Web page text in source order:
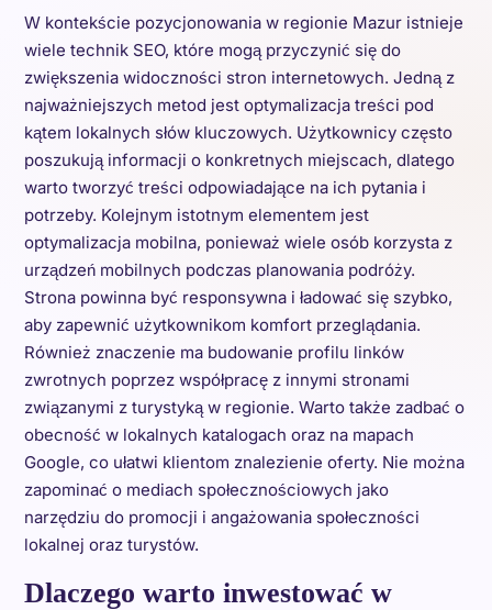
W kontekście pozycjonowania w regionie Mazur istnieje
wiele technik SEO, które mogą przyczynić się do
zwiększenia widoczności stron internetowych. Jedną z
najważniejszych metod jest optymalizacja treści pod
kątem lokalnych słów kluczowych. Użytkownicy często
poszukują informacji o konkretnych miejscach, dlatego
warto tworzyć treści odpowiadające na ich pytania i
potrzeby. Kolejnym istotnym elementem jest
optymalizacja mobilna, ponieważ wiele osób korzysta z
urządzeń mobilnych podczas planowania podróży.
Strona powinna być responsywna i ładować się szybko,
aby zapewnić użytkownikom komfort przeglądania.
Również znaczenie ma budowanie profilu linków
zwrotnych poprzez współpracę z innymi stronami
związanymi z turystyką w regionie. Warto także zadbać o
obecność w lokalnych katalogach oraz na mapach
Google, co ułatwi klientom znalezienie oferty. Nie można
zapominać o mediach społecznościowych jako
narzędziu do promocji i angażowania społeczności
lokalnej oraz turystów.
Dlaczego warto inwestować w